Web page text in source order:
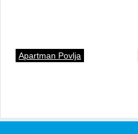
Apartman Povlja